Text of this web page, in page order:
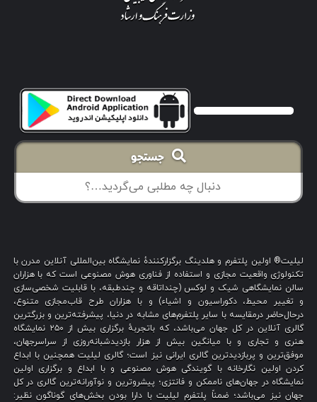
جستجو
لیلیت® اولین پلتفرم و هلدینگ برگزارکنندهٔ نمایشگاه بین‌المللی آنلاین مدرن با
تکنولوژی واقعیت مجازی و استفاده از فناوری هوش مصنوعی است که با هزاران
سالن نمایشگاهی شیک و لوکس (چنداتاقه و چندطبقه، با قابلیت شخصی‌سازی
و تغییر محیط، دکوراسیون و اشیاء) و با هزاران طرح قاب‌مجازی متنوع،
درحال‌حاضر درمقایسه با سایر پلتفرم‌های مشابه در دنیا، پیشرفته‌ترین و بزرگترین
گالری آنلاین در کل جهان می‌باشد، که باتجربهٔ برگزاری بیش از ۲۵۰ نمایشگاه
هنری و تجاری و با میانگین بیش از هزار بازدیدشبانه‌روزی از سراسرجهان،
موفق‌ترین و پربازدیدترین گالری ایرانی نیز است؛ گالری لیلیت همچنین با ابداع
کردن اولین نگارخانه با گویندگی هوش مصنوعی و با ابداع و برگزاری اولین
نمایشگاه در جهان‌های ناممکن و فانتزی؛ پیشروترین و نوآورانه‌ترین گالری در کل
جهان نیز می‌باشد؛ ضمناً پلتفرم لیلیت با دارا بودن بخش‌های گوناگون نظیر: